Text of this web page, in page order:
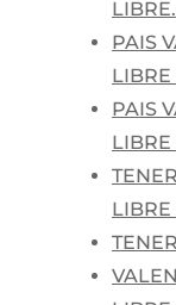
PAIS
PAIS